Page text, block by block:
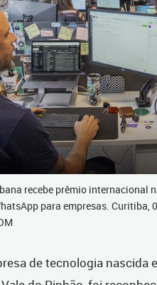
recebe prêmio internacional
para empresas. Curitiba,
de tecnologia nascida